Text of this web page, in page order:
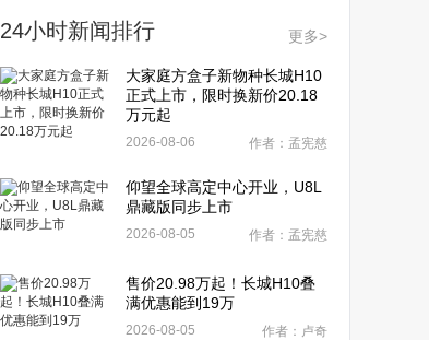
24小时新闻排行 更多>
大家庭方盒子新物种长城H10
正式上市，限时换新价20.18
万元起
2026-08-06 作者：孟宪慈
仰望全球高定中心开业，U8L
鼎藏版同步上市
2026-08-05 作者：孟宪慈
售价20.98万起！长城H10叠
满优惠能到19万
2026-08-05 作者：卢奇